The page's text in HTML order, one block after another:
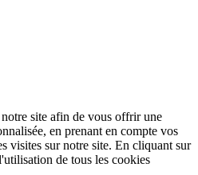
site afin de vous offrir une
en prenant en compte vos
visites sur notre site. En cliquant sur
de tous les cookies